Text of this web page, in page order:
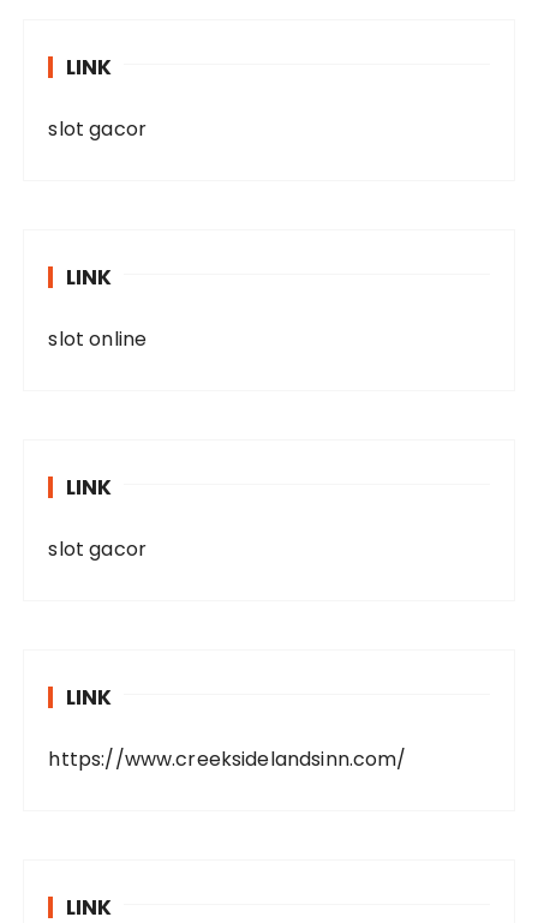
LINK
slot gacor
LINK
slot online
LINK
slot gacor
LINK
https://www.creeksidelandsinn.com/
LINK